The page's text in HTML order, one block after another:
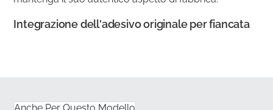
Integrazione dell'adesivo originale per fiancata
conservato correttamente.